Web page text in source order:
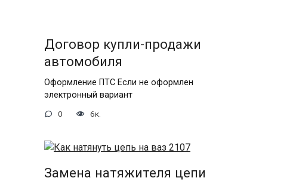
Договор купли-продажи
автомобиля
Оформление ПТС Если не оформлен
электронный вариант
0 6к.
Замена натяжителя цепи